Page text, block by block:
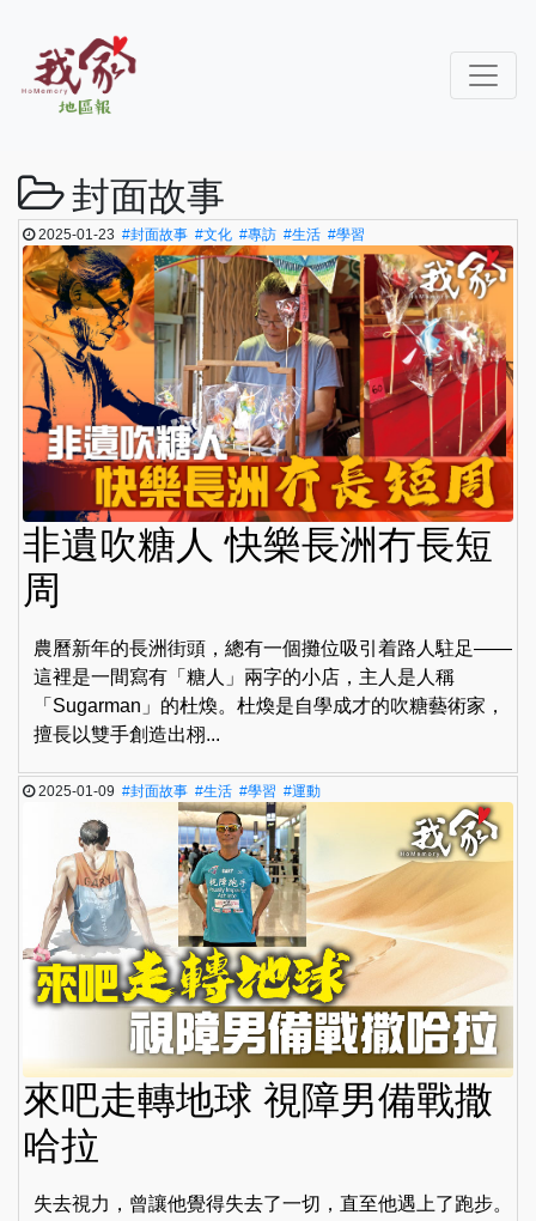
封面故事
2025-01-23#封面故事 #文化 #專訪 #生活 #學習
非遺吹糖人 快樂長洲冇長短
周
農曆新年的長洲街頭，總有一個攤位吸引着路人駐足——
這裡是一間寫有「糖人」兩字的小店，主人是人稱
「Sugarman」的杜煥。杜煥是自學成才的吹糖藝術家，
擅長以雙手創造出栩...
2025-01-09#封面故事 #生活 #學習 #運動
來吧走轉地球 視障男備戰撒
哈拉
失去視力，曾讓他覺得失去了一切，直至他遇上了跑步。